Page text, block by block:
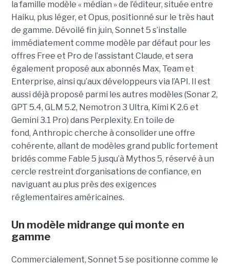
la famille modèle « médian » de l’éditeur, située entre
Haiku, plus léger, et Opus, positionné sur le très haut
de gamme. Dévoilé fin juin, Sonnet 5 s’installe
immédiatement comme modèle par défaut pour les
offres Free et Pro de l’assistant Claude, et sera
également proposé aux abonnés Max, Team et
Enterprise, ainsi qu’aux développeurs via l’API. Il est
aussi déjà proposé parmi les autres modèles (Sonar 2,
GPT 5.4, GLM 5.2, Nemotron 3 Ultra, Kimi K 2.6 et
Gemini 3.1 Pro) dans Perplexity. En toile de
fond, Anthropic cherche à consolider une offre
cohérente, allant de modèles grand public fortement
bridés comme Fable 5 jusqu’à Mythos 5, réservé à un
cercle restreint d’organisations de confiance, en
naviguant au plus près des exigences
réglementaires américaines.
Un modèle midrange qui monte en
gamme
Commercialement, Sonnet 5 se positionne comme le